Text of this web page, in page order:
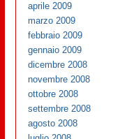
aprile 2009
marzo 2009
febbraio 2009
gennaio 2009
dicembre 2008
novembre 2008
ottobre 2008
settembre 2008
agosto 2008